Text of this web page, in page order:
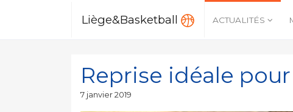
Liège&Basketball ACTUALITÉS
Reprise idéale
Publié
7 janvier 2019